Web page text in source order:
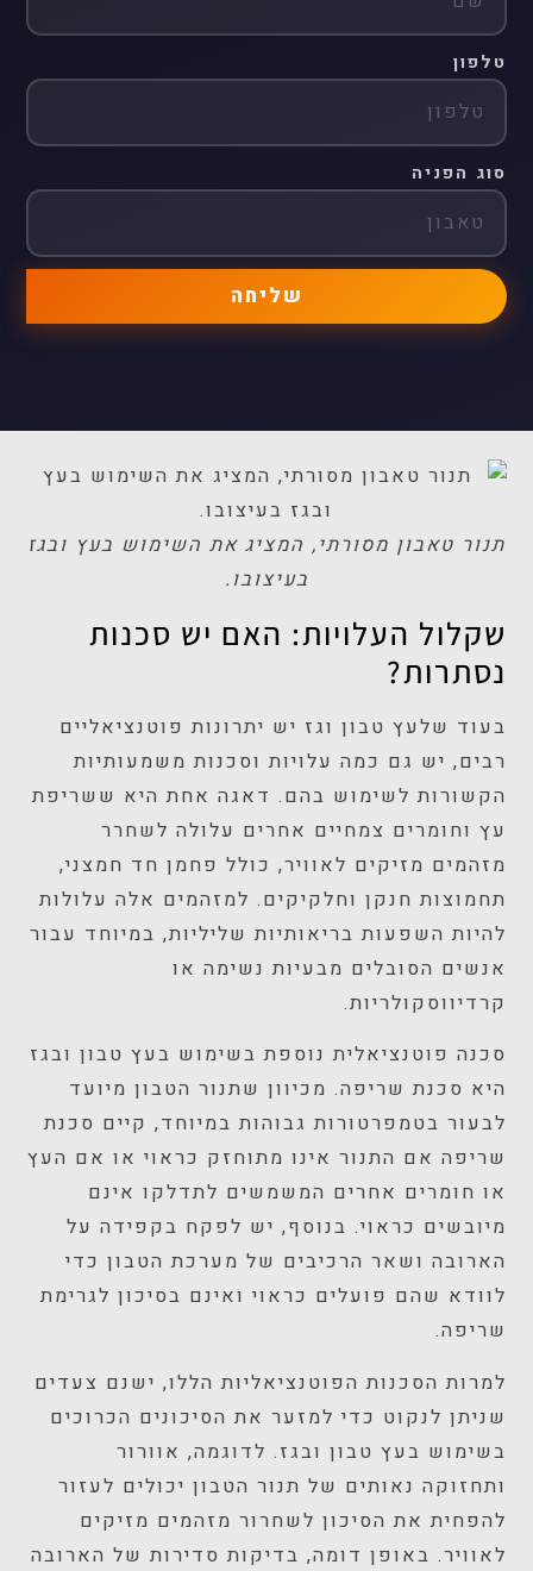
טלפון
סוג הפניה
שליחה
תנור טאבון מסורתי, המציג את השימוש בעץ ובגז
בעיצובו.
שקלול העלויות: האם יש סכנות
נסתרות?
בעוד שלעץ טבון וגז יש יתרונות פוטנציאליים
רבים, יש גם כמה עלויות וסכנות משמעותיות
הקשורות לשימוש בהם. דאגה אחת היא ששריפת
עץ וחומרים צמחיים אחרים עלולה לשחרר
מזהמים מזיקים לאוויר, כולל פחמן חד חמצני,
תחמוצות חנקן וחלקיקים. למזהמים אלה עלולות
להיות השפעות בריאותיות שליליות, במיוחד עבור
אנשים הסובלים מבעיות נשימה או
קרדיווסקולריות.
סכנה פוטנציאלית נוספת בשימוש בעץ טבון ובגז
היא סכנת שריפה. מכיוון שתנור הטבון מיועד
לבעור בטמפרטורות גבוהות במיוחד, קיים סכנת
שריפה אם התנור אינו מתוחזק כראוי או אם העץ
או חומרים אחרים המשמשים לתדלקו אינם
מיובשים כראוי. בנוסף, יש לפקח בקפידה על
הארובה ושאר הרכיבים של מערכת הטבון כדי
לוודא שהם פועלים כראוי ואינם בסיכון לגרימת
שריפה.
למרות הסכנות הפוטנציאליות הללו, ישנם צעדים
שניתן לנקוט כדי למזער את הסיכונים הכרוכים
בשימוש בעץ טבון ובגז. לדוגמה, אוורור
ותחזוקה נאותים של תנור הטבון יכולים לעזור
להפחית את הסיכון לשחרור מזהמים מזיקים
לאוויר. באופן דומה, בדיקות סדירות של הארובה